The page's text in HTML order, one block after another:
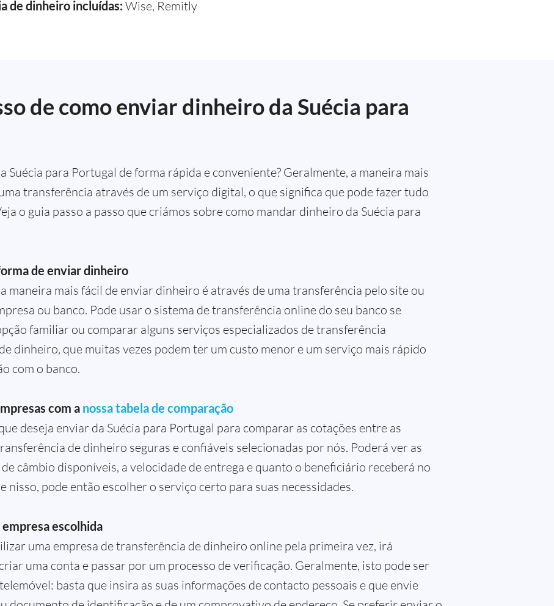
de dinheiro incluídas: Wise, Remitly
de como enviar dinheiro da Suécia para
Suécia para Portugal de forma rápida e conveniente? Geralmente, a maneira mais
transferência através de um serviço digital, o que significa que pode fazer tudo
o guia passo a passo que criámos sobre como mandar dinheiro da Suécia para
de enviar dinheiro
maneira mais fácil de enviar dinheiro é através de uma transferência pelo site ou
ou banco. Pode usar o sistema de transferência online do seu banco se
familiar ou comparar alguns serviços especializados de transferência
dinheiro, que muitas vezes podem ter um custo menor e um serviço mais rápido
com o banco.
com a nossa tabela de comparação
deseja enviar da Suécia para Portugal para comparar as cotações entre as
de dinheiro seguras e confiáveis selecionadas por nós. Poderá ver as
câmbio disponíveis, a velocidade de entrega e quanto o beneficiário receberá no
nisso, pode então escolher o serviço certo para suas necessidades.
escolhida
uma empresa de transferência de dinheiro online pela primeira vez, irá
uma conta e passar por um processo de verificação. Geralmente, isto pode ser
basta que insira as suas informações de contacto pessoais e que envie